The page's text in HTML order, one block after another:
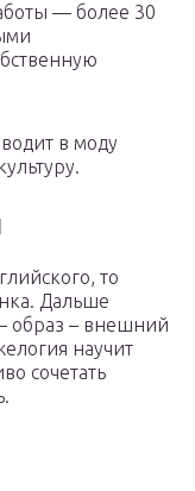
— более 30
в моду
то
Дальше
образ – внешний
научит
сочетать